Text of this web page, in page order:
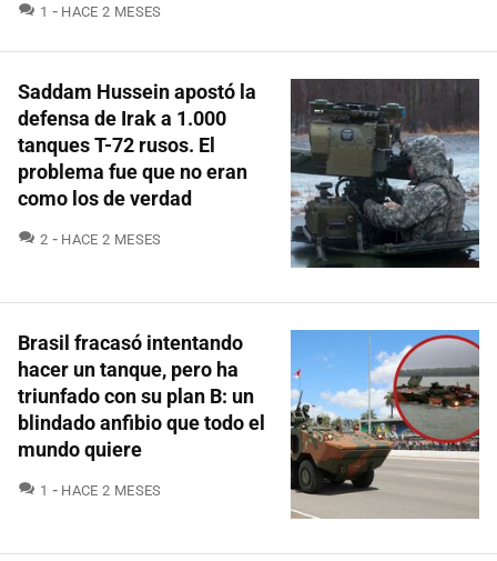
1 COMENTARIOS
HACE 2 MESES
Saddam Hussein apostó la
defensa de Irak a 1.000
tanques T-72 rusos. El
problema fue que no eran
como los de verdad
2 COMENTARIOS
HACE 2 MESES
Brasil fracasó intentando
hacer un tanque, pero ha
triunfado con su plan B: un
blindado anfibio que todo el
mundo quiere
1 COMENTARIOS
HACE 2 MESES